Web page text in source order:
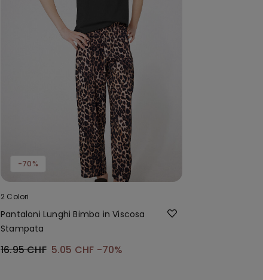
-70%
2 Colori
Pantaloni Lunghi Bimba in Viscosa
Stampata
16.95 CHF 5.05 CHF -70%